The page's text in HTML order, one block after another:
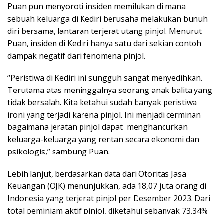
Puan pun menyoroti insiden memilukan di mana
sebuah keluarga di Kediri berusaha melakukan bunuh
diri bersama, lantaran terjerat utang pinjol. Menurut
Puan, insiden di Kediri hanya satu dari sekian contoh
dampak negatif dari fenomena pinjol.
“Peristiwa di Kediri ini sungguh sangat menyedihkan.
Terutama atas meninggalnya seorang anak balita yang
tidak bersalah. Kita ketahui sudah banyak peristiwa
ironi yang terjadi karena pinjol. Ini menjadi cerminan
bagaimana jeratan pinjol dapat menghancurkan
keluarga-keluarga yang rentan secara ekonomi dan
psikologis,” sambung Puan.
Lebih lanjut, berdasarkan data dari Otoritas Jasa
Keuangan (OJK) menunjukkan, ada 18,07 juta orang di
Indonesia yang terjerat pinjol per Desember 2023. Dari
total peminjam aktif pinjol, diketahui sebanyak 73,34%